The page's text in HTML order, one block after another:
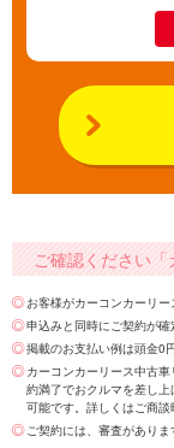
ご確認ください
お客様がカーコンカーリー
申込みと同時にご契約が確
掲載のお支払い例は頭金0
カーコンカーリース中古
約満了でおクルマを差し
可能です。詳しくはご商談
ご契約には、審査がありま